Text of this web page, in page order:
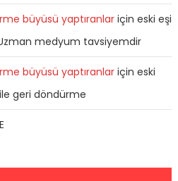
büyüsü yaptıranlariçin eski eşi
medyum tavsiyemdir
büyüsü yaptıranlariçin eski
geri döndürme